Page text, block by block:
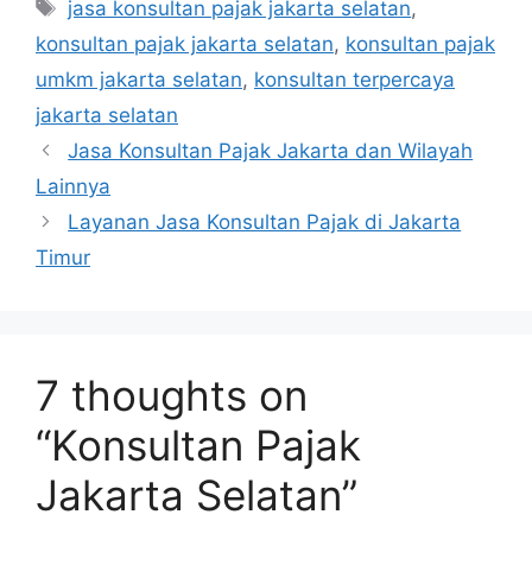
jasa konsultan pajak jakarta selatan,
konsultan pajak jakarta selatan, konsultan pajak
umkm jakarta selatan, konsultan terpercaya
jakarta selatan
Jasa Konsultan Pajak Jakarta dan Wilayah
Lainnya
Layanan Jasa Konsultan Pajak di Jakarta
Timur
7 thoughts on
“Konsultan Pajak
Jakarta Selatan”